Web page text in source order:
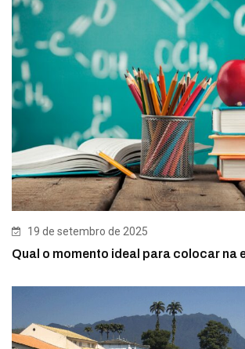
19 de setembro de 2025
Qual o momento ideal para colocar na